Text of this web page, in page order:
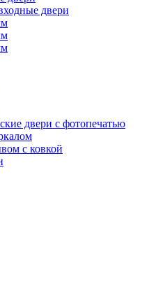
двери
двери с фотопечатью
с ковкой